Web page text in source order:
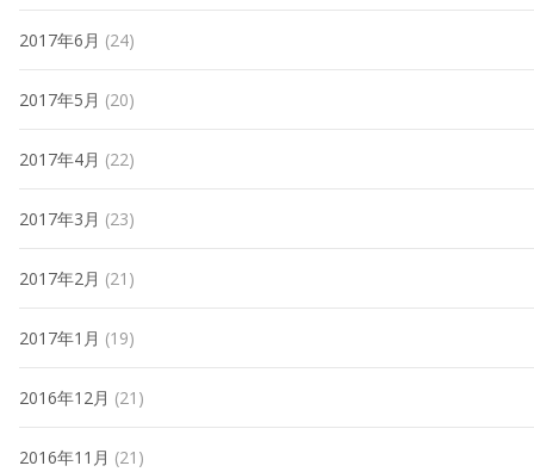
2017年6月 (24)
2017年5月 (20)
2017年4月 (22)
2017年3月 (23)
2017年2月 (21)
2017年1月 (19)
2016年12月 (21)
2016年11月 (21)